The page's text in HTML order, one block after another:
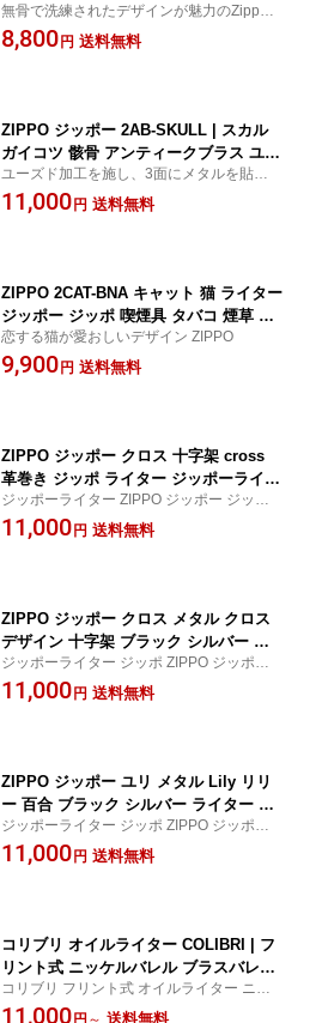
ルライター 風防 防風 USA製 正規品 メ
ンズ ギフト プレゼント
無骨で洗練されたデザインが魅力のZippo 8
ボールモデル。ZIPPO ジッポー ライター 2
8432 8ボール マットブラック ビリヤード
8,800 円 送料無料
ZIPPO ジッポー 2AB-SKULL | スカル
ガイコツ 骸骨 アンティークブラス ユー
ズド加工 オイルライター zippo ギフト
かっこいい オシャレ おしゃれ 喫煙具
ユーズド加工を施し、3面にメタルを貼り付
けたワイルドなZIPPO
11,000 円 送料無料
ZIPPO 2CAT-BNA キャット 猫 ライター
ジッポー ジッポ 喫煙具 タバコ 煙草 た
ばこ 父の日
恋する猫が愛おしいデザイン ZIPPO
9,900 円 送料無料
ZIPPO ジッポー クロス 十字架 cross
革巻き ジッポ ライター ジッポーライタ
ー オイルライター 火起こし アウトドア
おしゃれ 男性 かっこいい かわいい た
ジッポーライター ZIPPO ジッポー ジッポ
革巻き クロス cross 十字架 ライター オイル
ライター 火起こし アウトドア おしゃれ 男
11,000 円 送料無料
ZIPPO ジッポー クロス メタル クロス
デザイン 十字架 ブラック シルバー ラ
イター ジッポーライター オイルライタ
ー ジッポ 火起こし アウトドア おしゃ
ジッポーライター ジッポ ZIPPO ジッポー
クロス メタル cross 十字架 ブラック シルバ
ー オイルライター ジッポ 火起こし アウト
11,000 円 送料無料
ZIPPO ジッポー ユリ メタル Lily リリ
ー 百合 ブラック シルバー ライター ジ
ッポーライター オイルライター ジッポ
火起こし アウトドア おしゃれ 男性 た
ジッポーライター ジッポ ZIPPO ジッポー
ユリ メタル Lily リリー 百合 ブラック シル
バー オイルライター ジッポ 火起こし アウ
11,000 円 送料無料
コリブリ オイルライター COLIBRI | フ
リント式 ニッケルバレル ブラスバレル
革巻きブラック 革巻きブラウン 日本製
喫煙具 喫煙グッズ おしゃれ ライター
コリブリ フリント式 オイルライター ニッ
ケルバレル ブラスバレル 革巻きブラック
11,000 円 ～ 送料無料